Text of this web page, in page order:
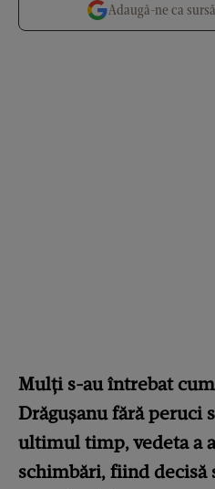
Adaugă-ne ca
Mulți s-au întrebat
Drăgușanu fără peruci
ultimul timp, vedeta a
schimbări, fiind decisă